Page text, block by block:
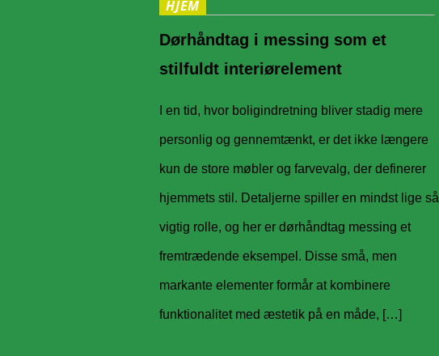
HJEM
Dørhåndtag i messing som et
stilfuldt interiørelement
I en tid, hvor boligindretning bliver stadig mere
personlig og gennemtænkt, er det ikke længere
kun de store møbler og farvevalg, der definerer
hjemmets stil. Detaljerne spiller en mindst lige så
vigtig rolle, og her er dørhåndtag messing et
fremtrædende eksempel. Disse små, men
markante elementer formår at kombinere
funktionalitet med æstetik på en måde, […]